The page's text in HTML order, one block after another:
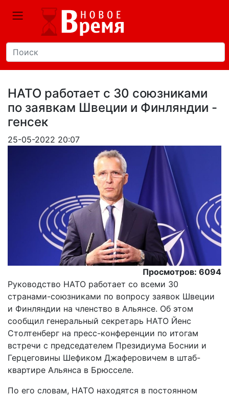
НАТО работает с 30 союзниками
по заявкам Швеции и Финляндии -
генсек
25-05-2022 20:07
Просмотров: 6094
Руководство НАТО работает со всеми 30
странами-союзниками по вопросу заявок Швеции
и Финляндии на членство в Альянсе. Об этом
сообщил генеральный секретарь НАТО Йенс
Столтенберг на пресс-конференции по итогам
встречи с председателем Президиума Боснии и
Герцеговины Шефиком Джаферовичем в штаб-
квартире Альянса в Брюсселе.
По его словам, НАТО находятся в постоянном